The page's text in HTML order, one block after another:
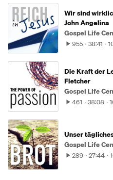
Wir sind
John Angelina
Gospel Life
955 38:41
Die Kraft der
Fletcher
Gospel Life
461 38:08
Unser
Gospel Life
289 27:44